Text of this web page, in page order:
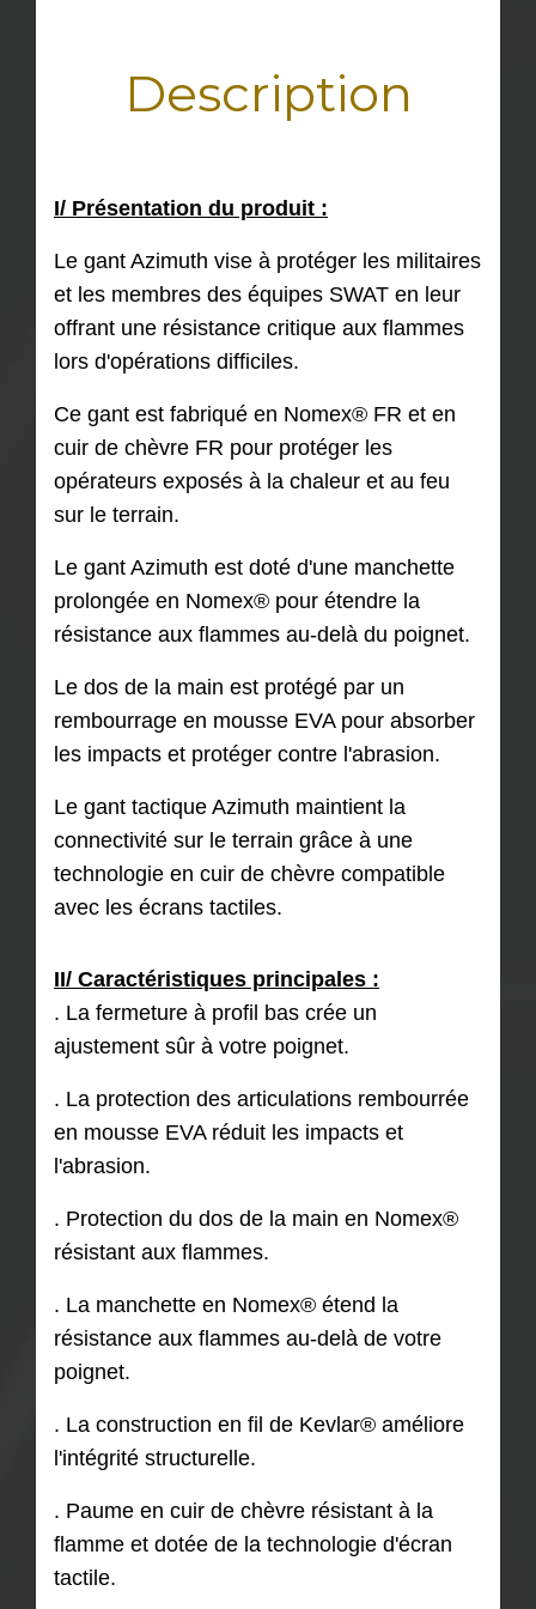
Description
I/ Présentation du produit :
Le gant Azimuth vise à protéger les militaires
et les membres des équipes SWAT en leur
offrant une résistance critique aux flammes
lors d'opérations difficiles.
Ce gant est fabriqué en Nomex® FR et en
cuir de chèvre FR pour protéger les
opérateurs exposés à la chaleur et au feu
sur le terrain.
Le gant Azimuth est doté d'une manchette
prolongée en Nomex® pour étendre la
résistance aux flammes au-delà du poignet.
Le dos de la main est protégé par un
rembourrage en mousse EVA pour absorber
les impacts et protéger contre l'abrasion.
Le gant tactique Azimuth maintient la
connectivité sur le terrain grâce à une
technologie en cuir de chèvre compatible
avec les écrans tactiles.
II/ Caractéristiques principales :
. La fermeture à profil bas crée un
ajustement sûr à votre poignet.
. La protection des articulations rembourrée
en mousse EVA réduit les impacts et
l'abrasion.
. Protection du dos de la main en Nomex®
résistant aux flammes.
. La manchette en Nomex® étend la
résistance aux flammes au-delà de votre
poignet.
. La construction en fil de Kevlar® améliore
l'intégrité structurelle.
. Paume en cuir de chèvre résistant à la
flamme et dotée de la technologie d'écran
tactile.